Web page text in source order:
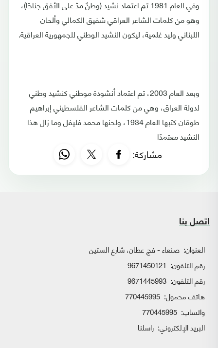
وفي العام 1981 تم اعتماد نشيد (وطنٌ مدّ على الأفق جناحًا)،
وهو من كلمات الشاعر العراقي شفيق الكمالي وألحان
اللبناني وليد غلمية، ليكون النشيد الوطني للجمهورية العراقية.
وبعد العام 2003، تم اعتماد أنشودة موطني كنشيد وطني
لدولة العراق، وهي من كلمات الشاعر الفلسطيني إبراهيم
طوقان كتبها العام 1934، ولحنها محمد فليفل وما زال هذا
النشيد معتمدًا
مشاركة:
اتصل بنا
العنوان: صنعاء - فج عطان، شارع الستين
رقم التلفون: 9671450121
رقم التلفون: 9671445993
هاتف محمول: 770445995
واتساب:
البريد الإلكتروني: راسلنا